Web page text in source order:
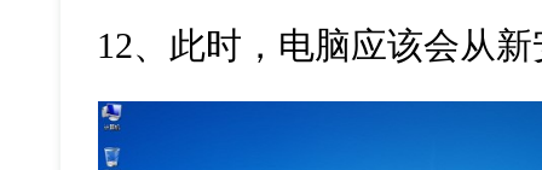
12、此时，电脑应该会从